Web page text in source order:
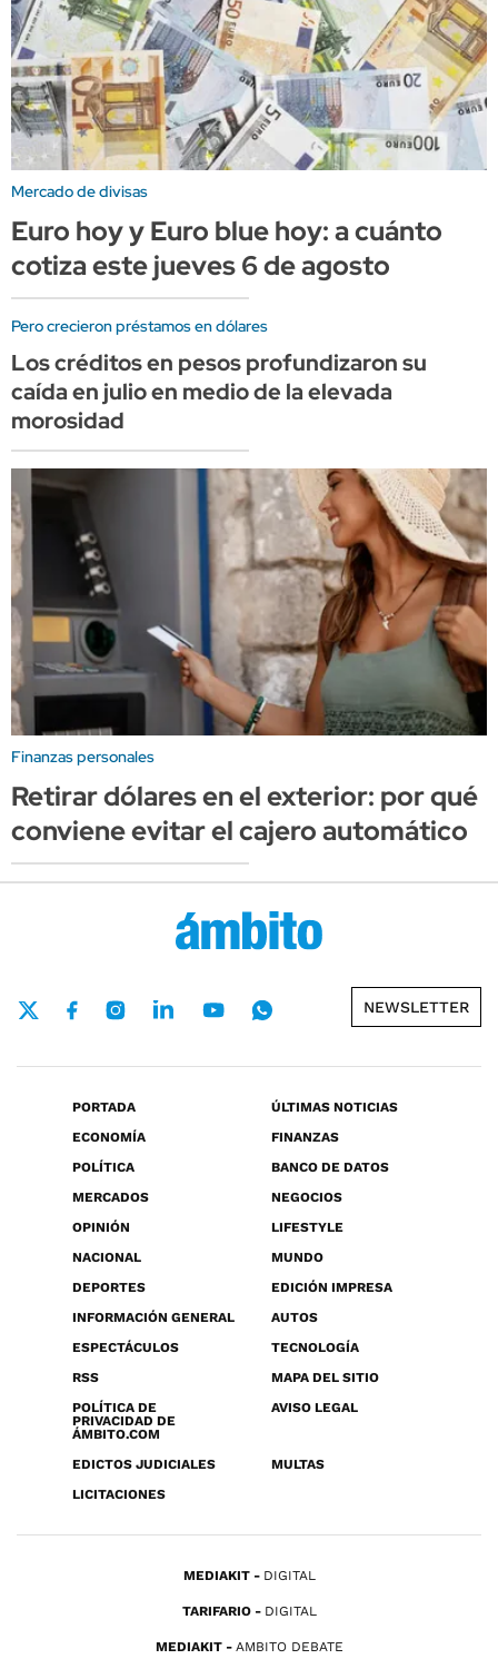
Mercado de divisas
Euro hoy y Euro blue hoy: a cuánto
cotiza este jueves 6 de agosto
Pero crecieron préstamos en dólares
Los créditos en pesos profundizaron su
caída en julio en medio de la elevada
morosidad
Finanzas personales
Retirar dólares en el exterior: por qué
conviene evitar el cajero automático
NEWSLETTER
PORTADA
ÚLTIMAS NOTICIAS
ECONOMÍA
FINANZAS
POLÍTICA
BANCO DE DATOS
MERCADOS
NEGOCIOS
OPINIÓN
LIFESTYLE
NACIONAL
MUNDO
DEPORTES
EDICIÓN IMPRESA
INFORMACIÓN GENERAL
AUTOS
ESPECTÁCULOS
TECNOLOGÍA
RSS
MAPA DEL SITIO
POLÍTICA DE
PRIVACIDAD DE
ÁMBITO.COM
AVISO LEGAL
EDICTOS JUDICIALES
MULTAS
LICITACIONES
MEDIAKIT DIGITAL
TARIFARIO DIGITAL
MEDIAKIT AMBITO DEBATE